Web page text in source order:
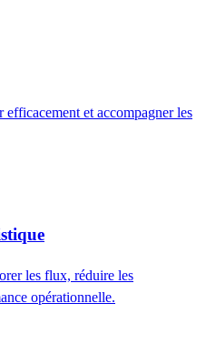
efficacement et accompagner les
les flux, réduire les
opérationnelle.